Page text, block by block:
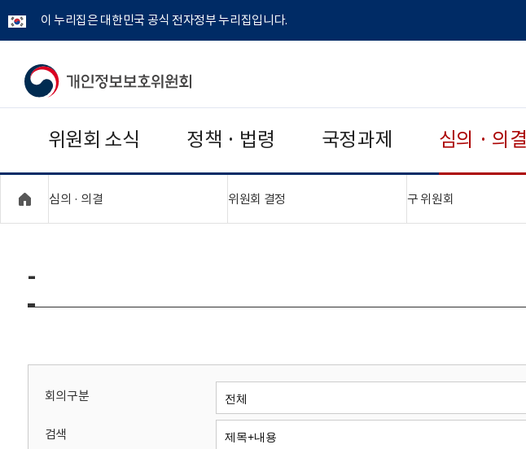
이 누리집은 대한민국 공식 전자정부 누리집입니다.
개
보
보
위
회
위원회 소식 정책 · 법령 국정과제 심의 · 의결
심의 · 의결 위원회 결정 구 위원회
-
회의구분
검색